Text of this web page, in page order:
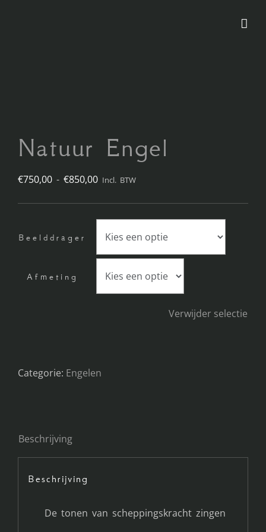
Natuur Engel
€750,00 - €850,00Prijsklasse:
€750,00
Incl. BTW
Beelddrager
Afmeting
Verwijder selectie
Categorie: Engelen
Beschrijving
Beschrijving
De tonen van scheppingskracht zingen